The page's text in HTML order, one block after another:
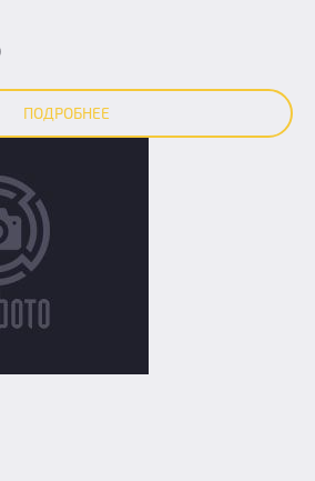
ПОДРОБНЕЕ